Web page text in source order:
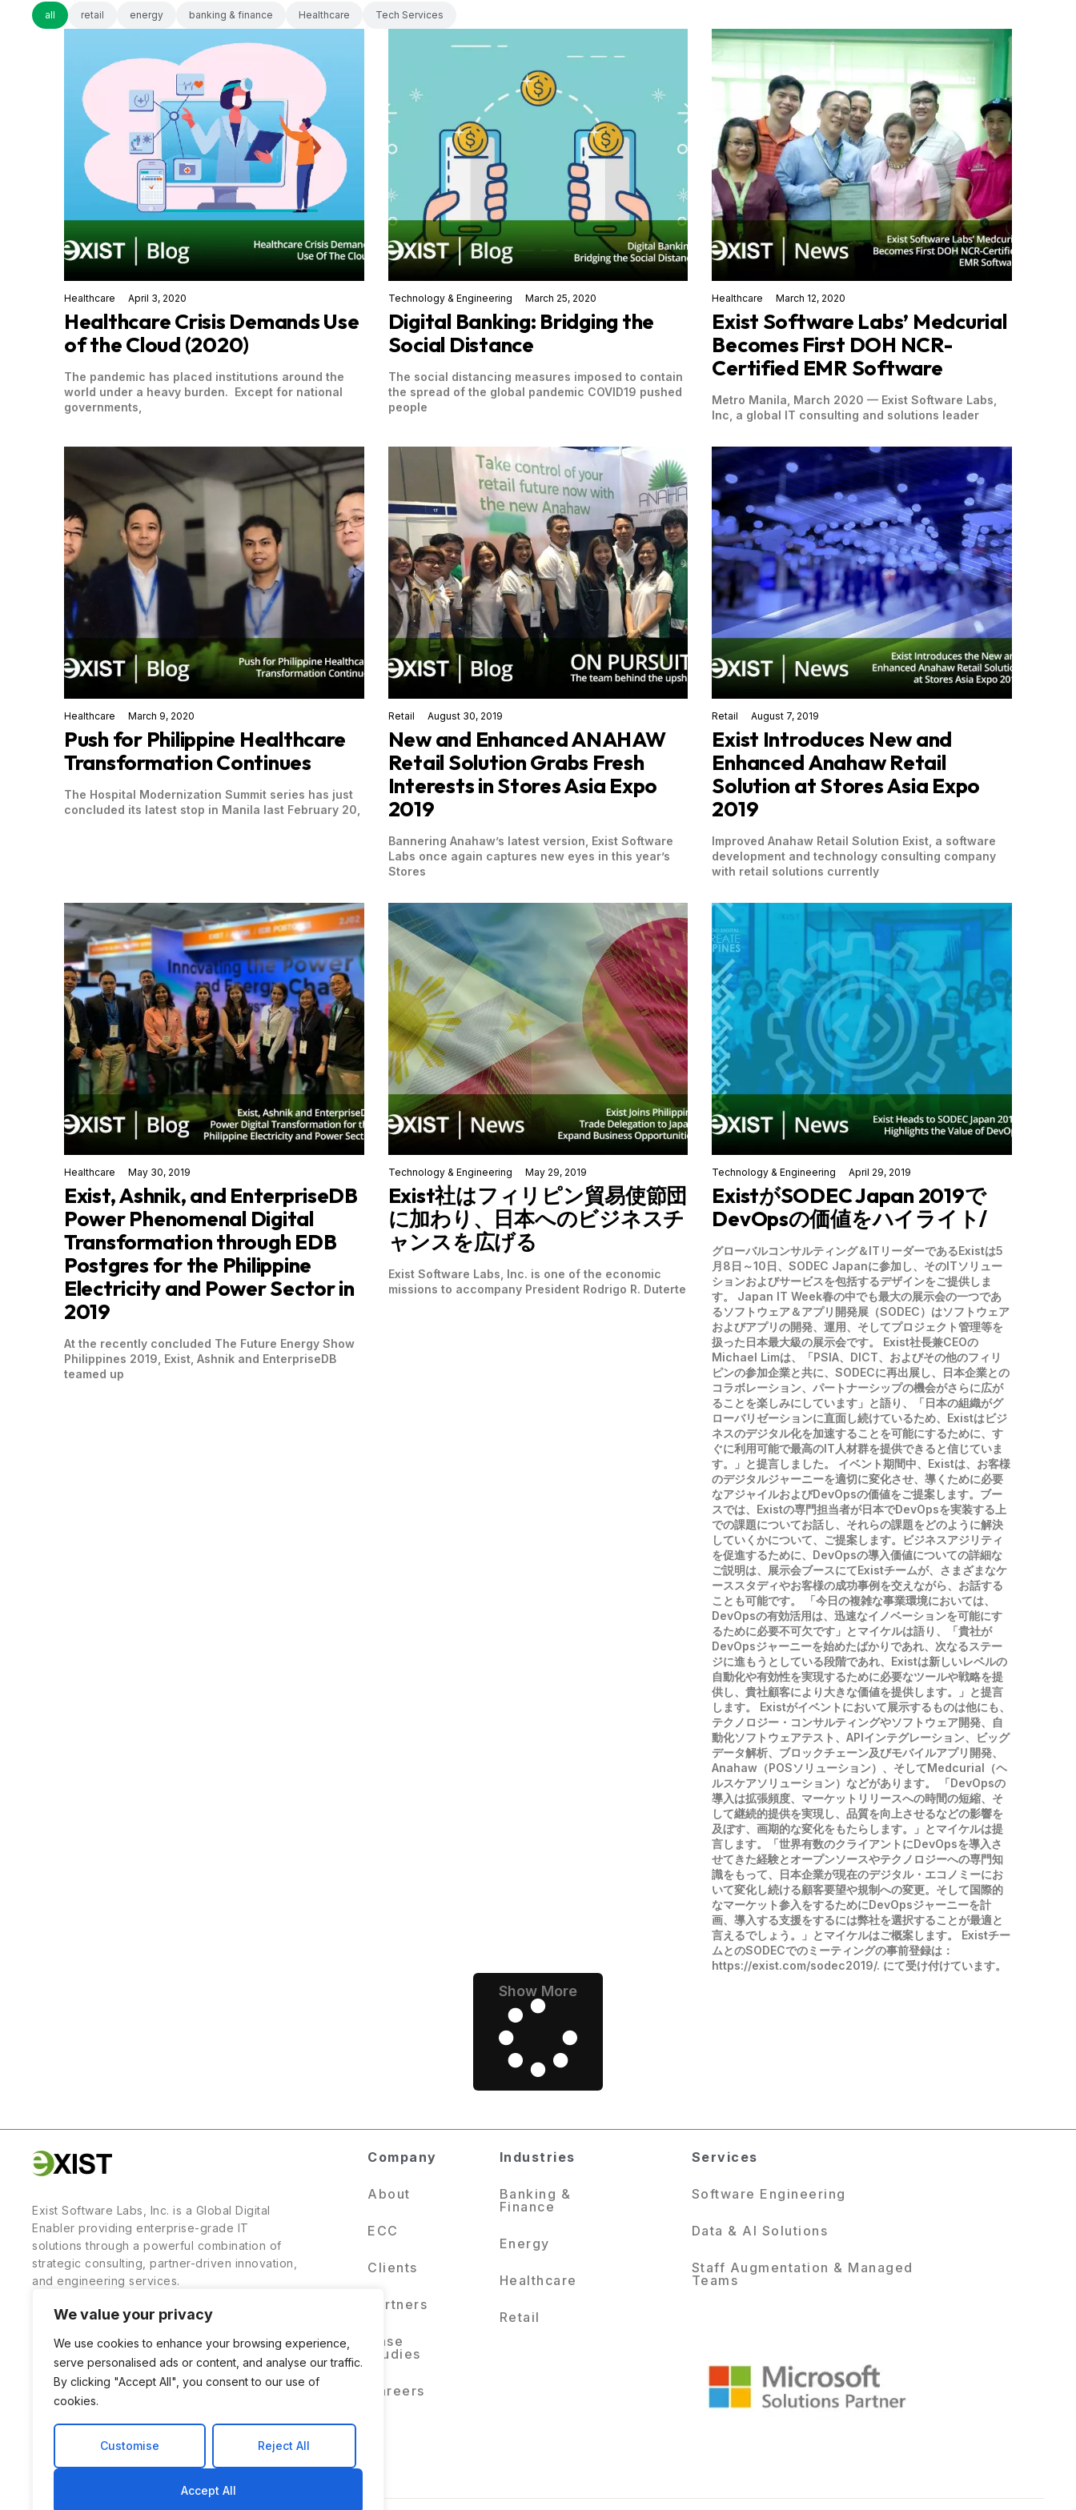
We value your privacy
We use cookies to enhance your browsing experience,
serve personalised ads or content, and analyse our traffic.
By clicking "Accept All", you consent to our use of
cookies.
Customise Reject All
Accept All
all retail energy banking & finance Healthcare Tech Services
Healthcare April 3, 2020
Healthcare Crisis Demands Use
of the Cloud (2020)
The pandemic has placed institutions around the
world under a heavy burden. Except for national
governments,
Technology & Engineering March 25, 2020
Digital Banking: Bridging the
Social Distance
The social distancing measures imposed to contain
the spread of the global pandemic COVID19 pushed
people
Healthcare March 12, 2020
Exist Software Labs’ Medcurial
Becomes First DOH NCR-
Certified EMR Software
Metro Manila, March 2020 — Exist Software Labs,
Inc, a global IT consulting and solutions leader
Healthcare March 9, 2020
Push for Philippine Healthcare
Transformation Continues
The Hospital Modernization Summit series has just
concluded its latest stop in Manila last February 20,
Retail August 30, 2019
New and Enhanced ANAHAW
Retail Solution Grabs Fresh
Interests in Stores Asia Expo
2019
Bannering Anahaw’s latest version, Exist Software
Labs once again captures new eyes in this year’s
Stores
Retail August 7, 2019
Exist Introduces New and
Enhanced Anahaw Retail
Solution at Stores Asia Expo
2019
Improved Anahaw Retail Solution Exist, a software
development and technology consulting company
with retail solutions currently
Healthcare May 30, 2019
Exist, Ashnik, and EnterpriseDB
Power Phenomenal Digital
Transformation through EDB
Postgres for the Philippine
Electricity and Power Sector in
2019
At the recently concluded The Future Energy Show
Philippines 2019, Exist, Ashnik and EnterpriseDB
teamed up
Technology & Engineering May 29, 2019
Exist社はフィリピン貿易使節団
に加わり、日本へのビジネスチ
ャンスを広げる
Exist Software Labs, Inc. is one of the economic
missions to accompany President Rodrigo R. Duterte
Technology & Engineering April 29, 2019
ExistがSODEC Japan 2019で
DevOpsの価値をハイライト/
グローバルコンサルティング＆ITリーダーであるExistは5
月8日～10日、SODEC Japanに参加し、そのITソリュー
ションおよびサービスを包括するデザインをご提供しま
す。 Japan IT Week春の中でも最大の展示会の一つであ
るソフトウェア＆アプリ開発展（SODEC）はソフトウェア
およびアプリの開発、運用、そしてプロジェクト管理等を
扱った日本最大級の展示会です。 Exist社長兼CEOの
Michael Limは、「PSIA、DICT、およびその他のフィリ
ピンの参加企業と共に、SODECに再出展し、日本企業との
コラボレーション、パートナーシップの機会がさらに広が
ることを楽しみにしています」と語り、「日本の組織がグ
ローバリゼーションに直面し続けているため、Existはビジ
ネスのデジタル化を加速することを可能にするために、す
ぐに利用可能で最高のIT人材群を提供できると信じていま
す。」と提言しました。 イベント期間中、Existは、お客様
のデジタルジャーニーを適切に変化させ、導くために必要
なアジャイルおよびDevOpsの価値をご提案します。ブー
スでは、Existの専門担当者が日本でDevOpsを実装する上
での課題についてお話し、それらの課題をどのように解決
していくかについて、ご提案します。ビジネスアジリティ
を促進するために、DevOpsの導入価値についての詳細な
ご説明は、展示会ブースにてExistチームが、さまざまなケ
ーススタディやお客様の成功事例を交えながら、お話する
ことも可能です。 「今日の複雑な事業環境においては、
DevOpsの有効活用は、迅速なイノベーションを可能にす
るために必要不可欠です」とマイケルは語り、「貴社が
DevOpsジャーニーを始めたばかりであれ、次なるステー
ジに進もうとしている段階であれ、Existは新しいレベルの
自動化や有効性を実現するために必要なツールや戦略を提
供し、貴社顧客により大きな価値を提供します。」と提言
します。 Existがイベントにおいて展示するものは他にも、
テクノロジー・コンサルティングやソフトウェア開発、自
動化ソフトウェアテスト、APIインテグレーション、ビッグ
データ解析、ブロックチェーン及びモバイルアプリ開発、
Anahaw（POSソリューション）、そしてMedcurial（ヘ
ルスケアソリューション）などがあります。 「DevOpsの
導入は拡張頻度、マーケットリリースへの時間の短縮、そ
して継続的提供を実現し、品質を向上させるなどの影響を
及ぼす、画期的な変化をもたらします。」とマイケルは提
言します。「世界有数のクライアントにDevOpsを導入さ
せてきた経験とオープンソースやテクノロジーへの専門知
識をもって、日本企業が現在のデジタル・エコノミーにお
いて変化し続ける顧客要望や規制への変更。そして国際的
なマーケット参入をするためにDevOpsジャーニーを計
画、導入する支援をするには弊社を選択することが最適と
言えるでしょう。」とマイケルはご概案します。 Existチー
ムとのSODECでのミーティングの事前登録は：
https://exist.com/sodec2019/. にて受け付けています。
Show More
Exist Software Labs, Inc. is a Global Digital
Enabler providing enterprise-grade IT
solutions through a powerful combination of
strategic consulting, partner-driven innovation,
and engineering services.
Company
About
ECC
Clients
Partners
Case
Studies
Careers
Industries
Banking &
Finance
Energy
Healthcare
Retail
Services
Software Engineering
Data & AI Solutions
Staff Augmentation & Managed
Teams